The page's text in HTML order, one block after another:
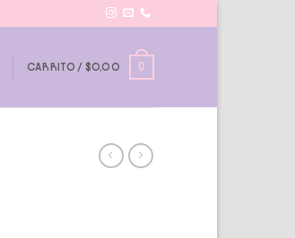
CARRITO / $0,00 0